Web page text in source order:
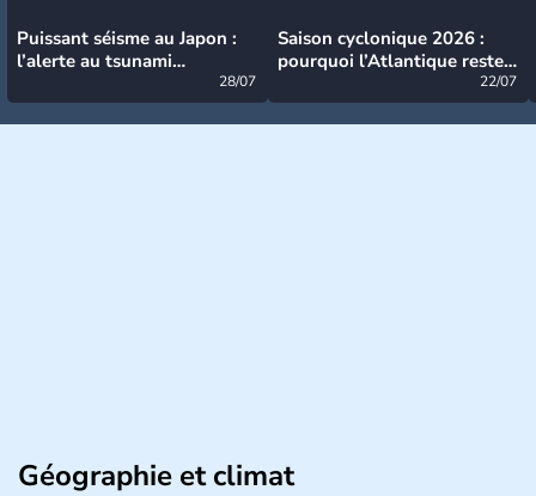
Puissant séisme au Japon :
l’alerte au tsunami
28/07
Saison cyclonique 2026 :
pourquoi l’Atlantique reste
22/07
Géographie et climat